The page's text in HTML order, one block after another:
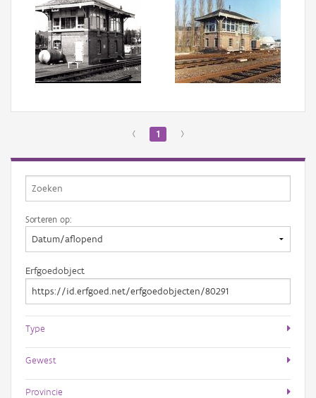
‹ 1 ›
Sorteren op:
Erfgoedobject
Type
Gewest
Provincie